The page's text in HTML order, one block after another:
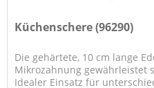
Küchenschere (96290)
Die gehärtete, 10 cm lange
Mikrozahnung gewährleistet
Idealer Einsatz für